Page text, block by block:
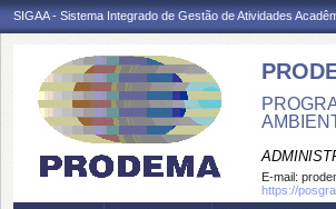
SIGAA - Sistema Integrado de Gestão de Atividades
E-mail:
https://